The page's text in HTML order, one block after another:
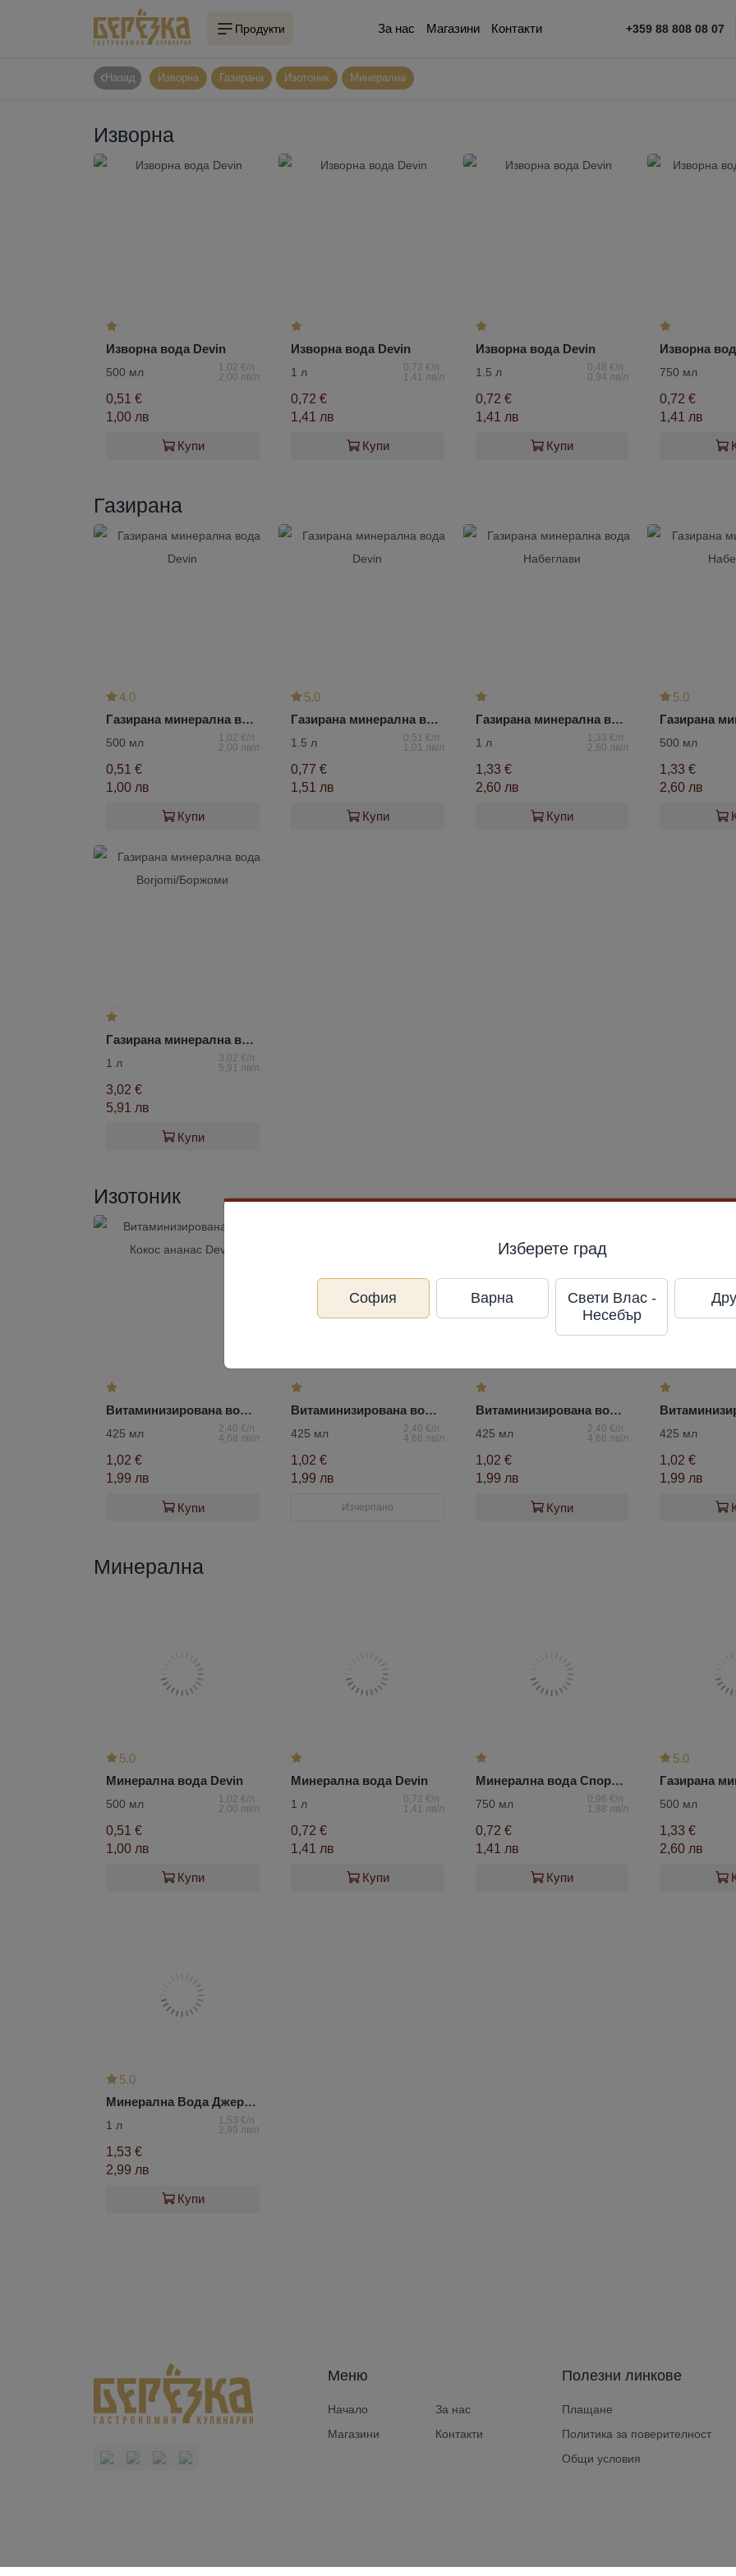
Продукти За нас Магазини Контакти +359 88 808 08 07
Назад Изворна Газирана Изотоник Минерална
Изворна
Изворна вода Devin
500 мл
1,02 €/л
2,00 лв/л
0,51 €
1,00 лв
Купи
Изворна вода Devin
1 л
0,72 €/л
1,41 лв/л
0,72 €
1,41 лв
Купи
Изворна вода Devin
1.5 л
0,48 €/л
0,94 лв/л
0,72 €
1,41 лв
Купи
750 мл
0,72 €
1,41 лв
Газирана
4.0
Газирана минерална вода Devin
500 мл
1,02 €/л
2,00 лв/л
0,51 €
1,00 лв
Купи
5.0
Газирана минерална вода Devin
1.5 л
0,51 €/л
1,01 лв/л
0,77 €
1,51 лв
Купи
Газирана минерална вода Набеглави
1 л
1,33 €/л
2,60 лв/л
1,33 €
2,60 лв
Купи
5.0
500 мл
1,33 €
2,60 лв
Газирана минерална вода Borjomi/Боржоми
1 л
3,02 €/л
5,91 лв/л
3,02 €
5,91 лв
Купи
Изотоник
Витаминизирована вода Кокос ананас Devin
425 мл
2,40 €/л
4,68 лв/л
1,02 €
1,99 лв
Купи
Витаминизирована вода Тропическа праскова Devin
425 мл
2,40 €/л
4,68 лв/л
1,02 €
1,99 лв
Изчерпано
Витаминизирована вода ягода мента Devin
425 мл
2,40 €/л
4,68 лв/л
1,02 €
1,99 лв
Купи
425 мл
1,02 €
1,99 лв
Минерална
5.0
Минерална вода Devin
500 мл
1,02 €/л
2,00 лв/л
0,51 €
1,00 лв
Купи
Минерална вода Devin
1 л
0,72 €/л
1,41 лв/л
0,72 €
1,41 лв
Купи
Минерална вода Спорт Devin
750 мл
0,96 €/л
1,88 лв/л
0,72 €
1,41 лв
Купи
5.0
500 мл
1,33 €
2,60 лв
5.0
Минерална Вода Джермук
1 л
1,53 €/л
2,99 лв/л
1,53 €
2,99 лв
Купи
Меню
Начало
За нас
Магазини
Контакти
Полезни линкове
Плащане
Политика за поверителност
Общи условия
Изберете град
София Варна
Свети Влас -
Несебър